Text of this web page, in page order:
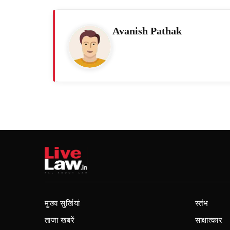
Avanish Pathak
मुख्य सुर्खियां
ताजा खबरें
स्तंभ
साक्षात्कार